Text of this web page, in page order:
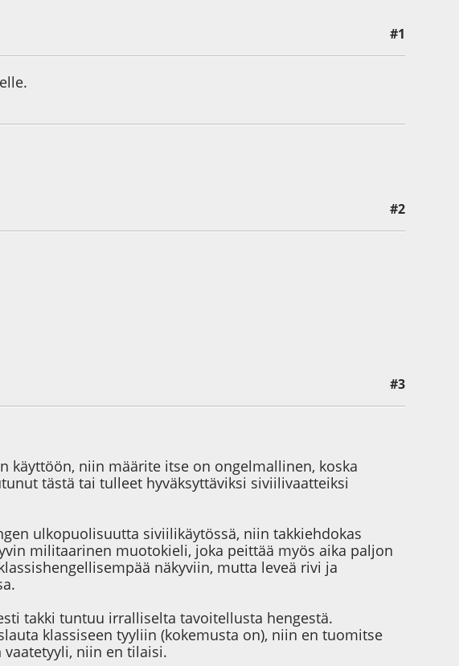
#1
#2
#3
käyttöön, niin määrite itse on ongelmallinen, koska
tästä tai tulleet hyväksyttäviksi siviilivaatteiksi
ulkopuolisuutta siviilikäytössä, niin takkiehdokas
militaarinen muotokieli, joka peittää myös aika paljon
näkyviin, mutta leveä rivi ja
takki tuntuu irralliselta tavoitellusta hengestä.
klassiseen tyyliin (kokemusta on), niin en tuomitse
niin en tilaisi.